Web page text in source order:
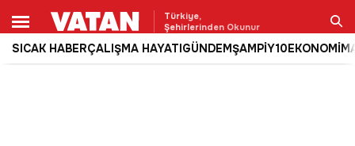
Türkiye,
Şehirlerinden Okunur
SICAK HABERÇALIŞMA HAYATIGÜNDEMŞAMPİY10EKONOMİ
Ara